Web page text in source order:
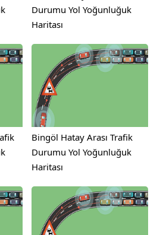
Durumu Yol Yoğunluğuk
Haritası
Bingöl Hatay Arası Trafik
Durumu Yol Yoğunluğuk
Haritası